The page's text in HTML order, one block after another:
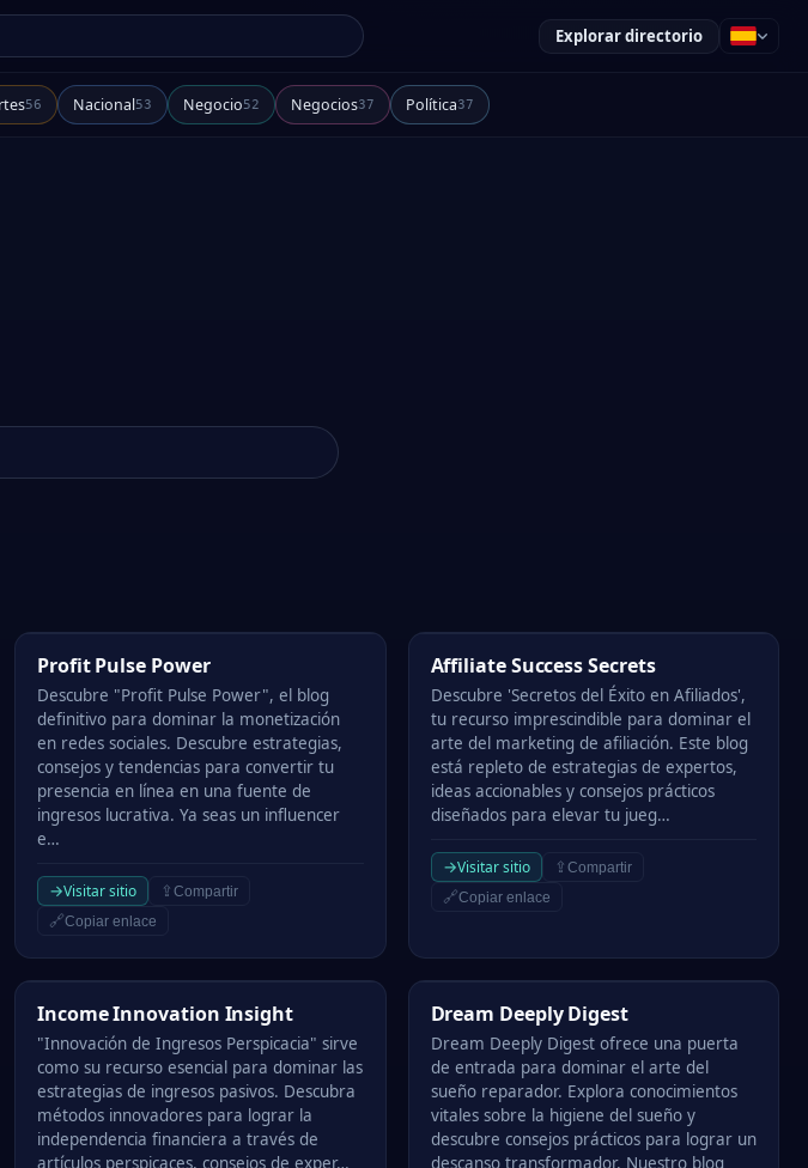
Explorar directorio
56 Nacional53 Negocio52 Negocios37 Política37
Profit Pulse Power
Profit Pulse Power
Descubre "Profit Pulse Power", el blog
definitivo para dominar la monetización
en redes sociales. Descubre estrategias,
consejos y tendencias para convertir tu
presencia en línea en una fuente de
ingresos lucrativa. Ya seas un influencer
e…
→Visitar sitio ⇪ Compartir
🔗Copiar enlace
Affiliate Success Secrets
Affiliate Success Secrets
Descubre 'Secretos del Éxito en Afiliados',
tu recurso imprescindible para dominar el
arte del marketing de afiliación. Este blog
está repleto de estrategias de expertos,
ideas accionables y consejos prácticos
diseñados para elevar tu jueg…
→Visitar sitio ⇪ Compartir
🔗Copiar enlace
Income Innovation Insight
Income Innovation Insight
"Innovación de Ingresos Perspicacia" sirve
como su recurso esencial para dominar las
estrategias de ingresos pasivos. Descubra
métodos innovadores para lograr la
independencia financiera a través de
artículos perspicaces, consejos de exper…
Dream Deeply Digest
Dream Deeply Digest
Dream Deeply Digest ofrece una puerta
de entrada para dominar el arte del
sueño reparador. Explora conocimientos
vitales sobre la higiene del sueño y
descubre consejos prácticos para lograr un
descanso transformador. Nuestro blog